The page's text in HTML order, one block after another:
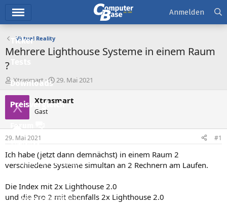
Ticker
Downloads
Preisvergleich
Forum
Aktuelles
Empfohlene Inhalte
Neueste Aktivitäten
Anmelden
Virtual Reality
Mehrere Lighthouse Systeme in einem Raum
?
E
r
s
t
e
r
Xtrasmart
E
s
t
a
m
29. Mai 2021
X Xtrasmart
Gast
29. Mai 2021 #1
Ich habe (jetzt dann demnächst) in einem Raum 2
verschiedene Systeme simultan an 2 Rechnern am Laufen.
Die Index mit 2x Lighthouse 2.0
und die Pro 2 mit ebenfalls 2x Lighthouse 2.0